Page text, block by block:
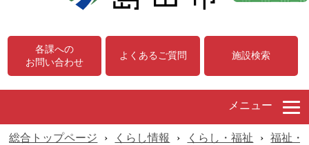
各課への
お問い合わせ
よくあるご質問 施設検索
メニュー
総合トップページ › くらし情報 › くらし・福祉 › 福祉・